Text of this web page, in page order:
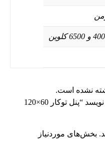
نشده است.
اولین کسی باشید که دیدگاهی می نویسد “پنل توکار 60×120
بخش‌های موردنیاز